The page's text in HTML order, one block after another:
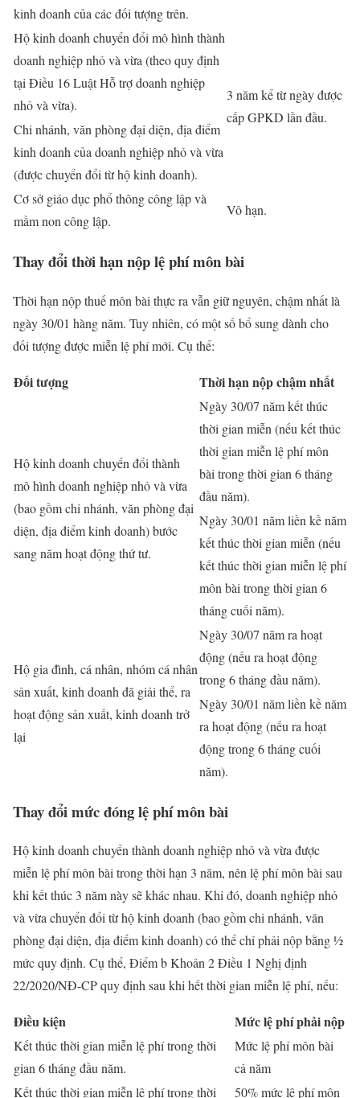
kinh doanh của các đối tượng trên.
Hộ kinh doanh chuyển đổi mô hình thành
doanh nghiệp nhỏ và vừa (theo quy định
tại Điều 16 Luật Hỗ trợ doanh nghiệp
nhỏ và vừa).
3 năm kể từ ngày được
cấp GPKD lần đầu.
Chi nhánh, văn phòng đại diện, địa điểm
kinh doanh của doanh nghiệp nhỏ và vừa
(được chuyển đổi từ hộ kinh doanh).
Cơ sở giáo dục phổ thông công lập và
mầm non công lập.
Vô hạn.
Thay đổi thời hạn nộp lệ phí môn bài
Thời hạn nộp thuế môn bài thực ra vẫn giữ nguyên, chậm nhất là
ngày 30/01 hàng năm. Tuy nhiên, có một số bổ sung dành cho
đối tượng được miễn lệ phí mới. Cụ thể:
Đối tượng Thời hạn nộp chậm nhất
Hộ kinh doanh chuyển đổi thành
mô hình doanh nghiệp nhỏ và vừa
(bao gồm chi nhánh, văn phòng đại
diện, địa điểm kinh doanh) bước
sang năm hoạt động thứ tư.
Ngày 30/07 năm kết thúc
thời gian miễn (nếu kết thúc
thời gian miễn lệ phí môn
bài trong thời gian 6 tháng
đầu năm).
Ngày 30/01 năm liền kề năm
kết thúc thời gian miễn (nếu
kết thúc thời gian miễn lệ phí
môn bài trong thời gian 6
tháng cuối năm).
Hộ gia đình, cá nhân, nhóm cá nhân
sản xuất, kinh doanh đã giải thể, ra
hoạt động sản xuất, kinh doanh trở
lại
Ngày 30/07 năm ra hoạt
động (nếu ra hoạt động
trong 6 tháng đầu năm).
Ngày 30/01 năm liền kề năm
ra hoạt động (nếu ra hoạt
động trong 6 tháng cuối
năm).
Thay đổi mức đóng lệ phí môn bài
Hộ kinh doanh chuyển thành doanh nghiệp nhỏ và vừa được
miễn lệ phí môn bài trong thời hạn 3 năm, nên lệ phí môn bài sau
khi kết thúc 3 năm này sẽ khác nhau. Khi đó, doanh nghiệp nhỏ
và vừa chuyển đổi từ hộ kinh doanh (bao gồm chi nhánh, văn
phòng đại diện, địa điểm kinh doanh) có thể chỉ phải nộp bằng ½
mức quy định. Cụ thể, Điểm b Khoản 2 Điều 1 Nghị định
22/2020/NĐ-CP quy định sau khi hết thời gian miễn lệ phí, nếu:
Điều kiện Mức lệ phí phải nộp
Kết thúc thời gian miễn lệ phí trong thời
gian 6 tháng đầu năm.
Mức lệ phí môn bài
cả năm
Kết thúc thời gian miễn lệ phí trong thời
50% mức lệ phí môn